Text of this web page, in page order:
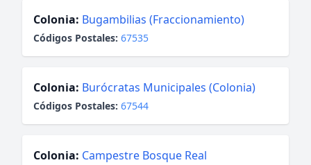
Colonia: Bugambilias (Fraccionamiento)
Códigos Postales: 67535
Colonia: Burócratas Municipales (Colonia)
Códigos Postales: 67544
Colonia: Campestre Bosque Real